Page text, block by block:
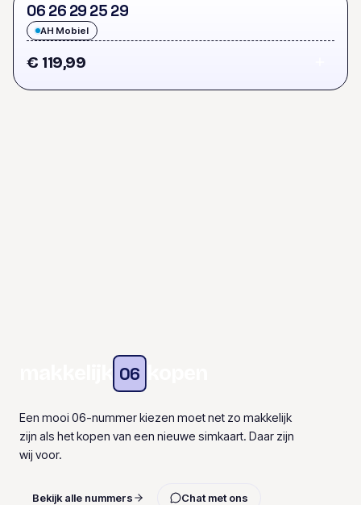
06 26 29 25 29
AH Mobiel
€ 119,99
06
Een mooi 06-nummer kiezen moet net zo makkelijk
zijn als het kopen van een nieuwe simkaart. Daar zijn
wij voor.
Bekijk alle nummers Chat met ons